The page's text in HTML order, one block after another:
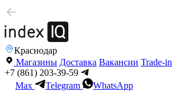
Краснодар
Магазины Доставка Вакансии Trade-in
+7 (861) 203-39-59
Max
Telegram
WhatsApp